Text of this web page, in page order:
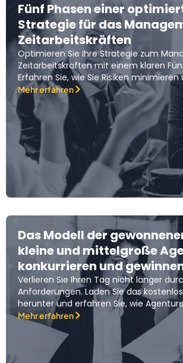
Fünf Phasen einer
Strategie für das
Zeitarbeitskräften
Optimieren Sie Ihre Strategie zum
Zeitarbeitskräften mit einem klaren
Erfahren Sie, wie Sie Risiken
Mehr erfahren
Das Modell der
kleine und mittelgroße
konkurrieren und
Verlieren Sie Ihren Tag nicht länger
Anforderungen. Laden Sie das
herunter und erfahren Sie, wie
Mehr erfahren